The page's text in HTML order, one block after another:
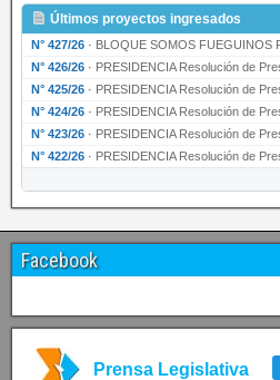
Últimos proyectos ingresados
N° 427/26 · BLOQUE SOMOS FUEGUINOS Proyecto de
N° 426/26 · PRESIDENCIA Resolución de Presidencia N°
N° 425/26 · PRESIDENCIA Resolución de Presidencia N°
N° 424/26 · PRESIDENCIA Resolución de Presidencia Nº
N° 423/26 · PRESIDENCIA Resolución de Presidencia Nº
N° 422/26 · PRESIDENCIA Resolución de
Facebook
Prensa Legislativa